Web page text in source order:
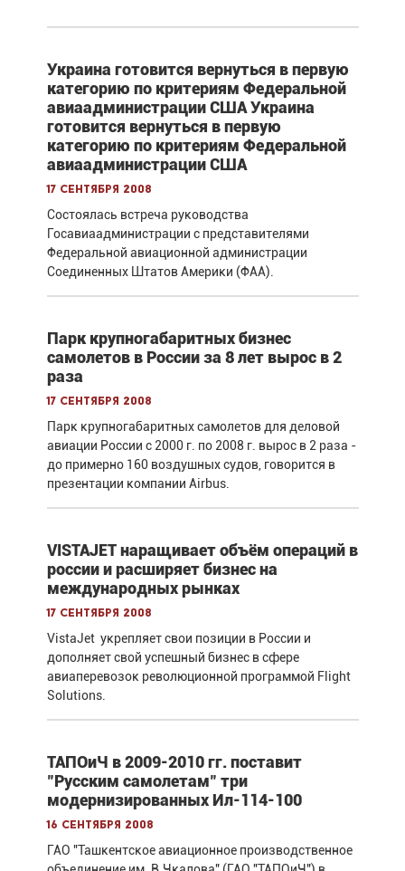
Украина готовится вернуться в первую
категорию по критериям Федеральной
авиаадминистрации США Украина
готовится вернуться в первую
категорию по критериям Федеральной
авиаадминистрации США
17 сентября 2008
Состоялась встреча руководства
Госавиаадминистрации с представителями
Федеральной авиационной администрации
Соединенных Штатов Америки (ФАА).
Парк крупногабаритных бизнес
самолетов в России за 8 лет вырос в 2
раза
17 сентября 2008
Парк крупногабаритных самолетов для деловой
авиации России с 2000 г. по 2008 г. вырос в 2 раза -
до примерно 160 воздушных судов, говорится в
презентации компании Airbus.
VISTAJET наращивает объём операций в
россии и расширяет бизнес на
международных рынках
17 сентября 2008
VistaJet укрепляет свои позиции в России и
дополняет свой успешный бизнес в сфере
авиаперевозок революционной программой Flight
Solutions.
ТАПОиЧ в 2009-2010 гг. поставит
"Русским самолетам" три
модернизированных Ил-114-100
16 сентября 2008
ГАО "Ташкентское авиационное производственное